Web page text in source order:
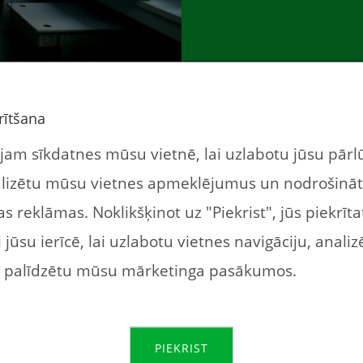
Mūsdienās visu var izdarīt digitāli
Viena no populārākajām ir blender.
Īstenībā, varbūt ne animāciju, precīzāk būtu
sīkdatnes mūsu vietnē, lai uzlabotu jūsu
mūsu vietnes apmeklējumus un
reklāmas. Noklikšķinot uz "Piekrist", jūs
jūsu ierīcē, lai uzlabotu vietnes navigāciju,
mūsu mārketinga pasākumos.
PIEKRIST